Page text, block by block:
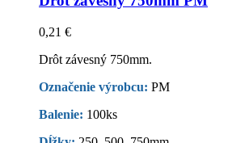
0,21 €
Drôt závesný 750mm.
Označenie výrobcu: PM
Balenie: 100ks